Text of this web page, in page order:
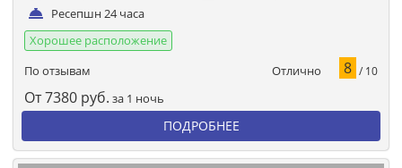
Ресепшн 24 часа
Хорошее расположение
По отзывам
Отлично 8 / 10
От7380 руб. за 1 ночь
ПОДРОБНЕЕ